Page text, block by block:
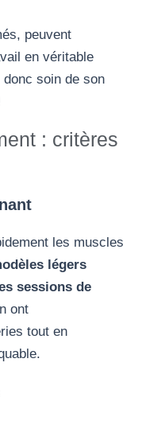
peuvent
en véritable
soin de son
: critères
les muscles
légers
sessions de
ont
tout en